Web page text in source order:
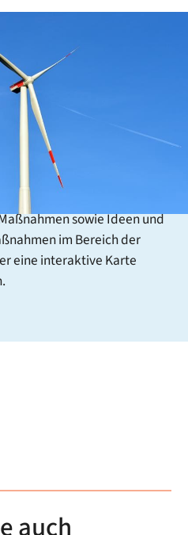
reagieren, erarbeitet die
für den
es, Maßnahmen zu
widerstandsfähiger
machen.
vor Ort besonders wertvoll:
Sie Ihre Beobachtungen,
sowie Ideen und
im Bereich der
eine interaktive Karte